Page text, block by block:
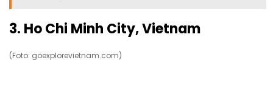
3. Ho Chi Minh City, Vietnam
(Foto: goexplorevietnam.com)